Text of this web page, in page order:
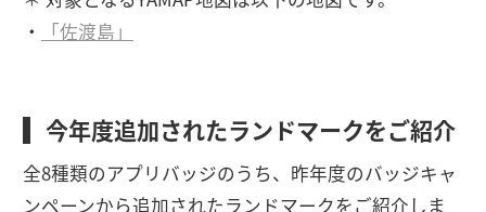
・
「佐渡島」
今年度追加されたランドマークをご紹介
全8種類のアプリバッジのうち、昨年度のバッジキャ
ンペーンから追加されたランドマークをご紹介しま